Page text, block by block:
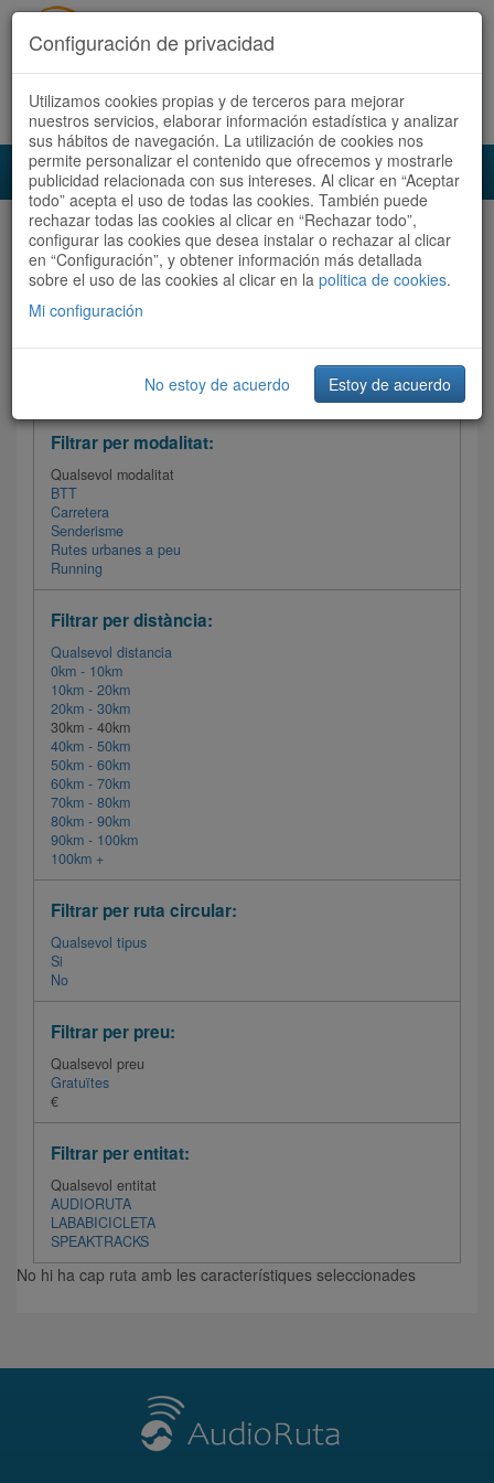
Accedeix Registra't ara Español Català
Audioruta Totes les rutes
Totes les rutes Ordenar per:Més recents/ Dificultat
Filtrar les rutes
Filtrar per modalitat:
Qualsevol modalitat
BTT
Carretera
Senderisme
Rutes urbanes a peu
Running
Filtrar per distància:
Qualsevol distancia
0km - 10km
10km - 20km
20km - 30km
30km - 40km
40km - 50km
50km - 60km
60km - 70km
70km - 80km
80km - 90km
90km - 100km
100km +
Filtrar per ruta circular:
Qualsevol tipus
Si
No
Filtrar per preu:
Qualsevol preu
Gratuïtes
€
Filtrar per entitat:
Qualsevol entitat
AUDIORUTA
LABABICICLETA
SPEAKTRACKS
No hi ha cap ruta amb les característiques seleccionades
Configuración de privacidad
Utilizamos cookies propias y de terceros para mejorar
nuestros servicios, elaborar información estadística y analizar
sus hábitos de navegación. La utilización de cookies nos
permite personalizar el contenido que ofrecemos y mostrarle
publicidad relacionada con sus intereses. Al clicar en “Aceptar
todo” acepta el uso de todas las cookies. También puede
rechazar todas las cookies al clicar en “Rechazar todo”,
configurar las cookies que desea instalar o rechazar al clicar
en “Configuración”, y obtener información más detallada
sobre el uso de las cookies al clicar en la politica de cookies.
Mi configuración
No estoy de acuerdo Estoy de acuerdo